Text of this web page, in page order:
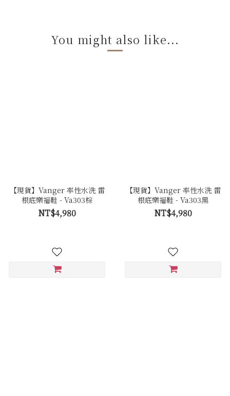
You might also like...
【現貨】Vanger 率性水洗 雷
根底樂福鞋 - Va303棕
NT$4,980
【現貨】Vanger 率性水洗 雷
根底樂福鞋 - Va303黑
NT$4,980